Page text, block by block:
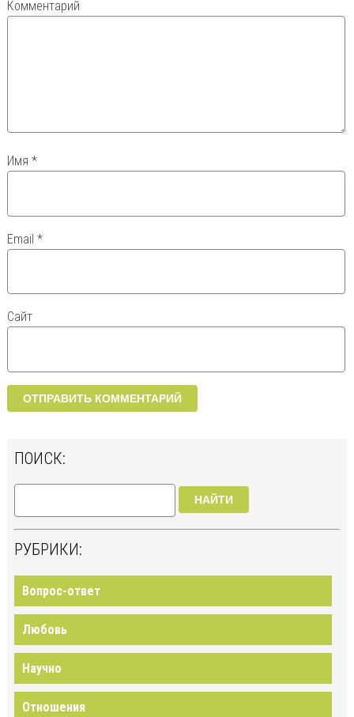
Комментарий
Имя *
Email *
Сайт
ПОИСК:
НАЙТИ
РУБРИКИ:
Вопрос-ответ
Любовь
Научно
Отношения